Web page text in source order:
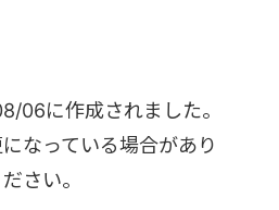
06に作成されました。
なっている場合があり
さい。